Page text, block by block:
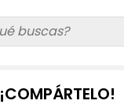
¡COMPÁRTELO!